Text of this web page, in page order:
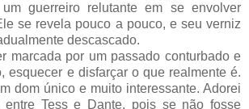
guerreiro relutante em se envolver
se revela pouco a pouco, e seu verniz
descascado.
marcada por um passado conturbado e
esquecer e disfarçar o que realmente é.
dom único e muito interessante. Adorei
entre Tess e Dante, pois se não fosse